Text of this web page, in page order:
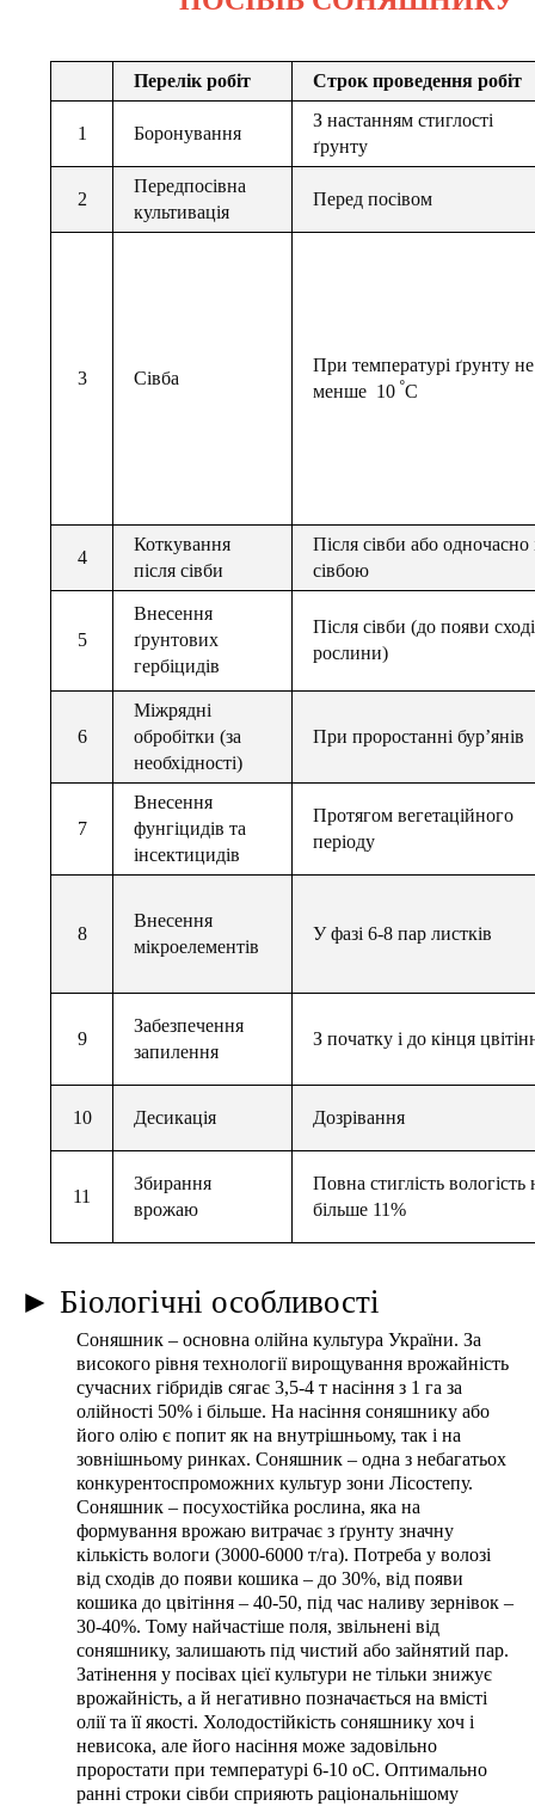
Перелік робіт Строк проведення робіт
1 Боронування
З настанням стиглості
ґрунту
2
Передпосівна
культивація
Перед посівом
3 Сівба
При температурі ґрунту не
менше 10ºС
4
Коткування
після сівби
Після сівби або одночасно
сівбою
5
Внесення
ґрунтових
гербіцидів
Після сівби (до появи
рослини)
6
Міжрядні
обробітки (за
необхідності)
При проростанні бур’янів
7
Внесення
фунгіцидів та
інсектицидів
Протягом вегетаційного
періоду
8
Внесення
мікроелементів
У фазі 6-8 пар листків
9
Забезпечення
запилення
З початку і до кінця
10 Десикація Дозрівання
11
Збирання
врожаю
Повна стиглість вологість
більше 11%
► Біологічні особливості
Соняшник – основна олійна культура України. За
високого рівня технології вирощування врожайність
сучасних гібридів сягає 3,5-4 т насіння з 1 га за
олійності 50% і більше. На насіння соняшнику або
його олію є попит як на внутрішньому, так і на
зовнішньому ринках. Соняшник – одна з небагатьох
конкурентоспроможних культур зони Лісостепу.
Соняшник – посухостійка рослина, яка на
формування врожаю витрачає з ґрунту значну
кількість вологи (3000-6000 т/га). Потреба у волозі
від сходів до появи кошика – до 30%, від появи
кошика до цвітіння – 40-50, під час наливу зернівок –
30-40%. Тому найчастіше поля, звільнені від
соняшнику, залишають під чистий або зайнятий пар.
Затінення у посівах цієї культури не тільки знижує
врожайність, а й негативно позначається на вмісті
олії та її якості. Холодостійкість соняшнику хоч і
невисока, але його насіння може задовільно
проростати при температурі 6-10 оС. Оптимально
ранні строки сівби сприяють раціональнішому